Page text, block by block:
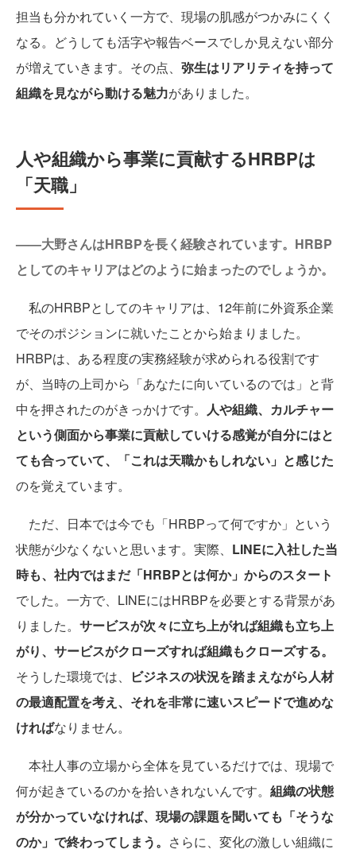
担当も分かれていく一方で、現場の肌感がつかみにくく
なる。どうしても活字や報告ベースでしか見えない部分
が増えていきます。その点、 弥生はリアリティを持って
組織を見ながら動ける魅力がありました。
人や組織から事業に貢献するHRBPは
「天職」
——大野さんはHRBPを長く経験されています。HRBP
としてのキャリアはどのように始まったのでしょうか。
私のHRBPとしてのキャリアは、12年前に外資系企業
でそのポジションに就いたことから始まりました。
HRBPは、ある程度の実務経験が求められる役割です
が、当時の上司から「あなたに向いているのでは」と背
中を押されたのがきっかけです。 人や組織、カルチャー
という側面から事業に貢献していける感覚が自分にはと
ても合っていて、「これは天職かもしれない」と感じた
のを覚えています。
ただ、日本では今でも「HRBPって何ですか」という
状態が少なくないと思います。実際、 LINEに入社した当
時も、社内ではまだ「HRBPとは何か」からのスタート
でした。一方で、LINEにはHRBPを必要とする背景があ
りました。 サービスが次々に立ち上がれば組織も立ち上
がり、サービスがクローズすれば組織もクローズする。
そうした環境では、
ビジネスの状況を踏まえながら人材
の最適配置を考え、それを非常に速いスピードで進めな
ければなりません。
本社人事の立場から全体を見ているだけでは、現場で
何が起きているのかを拾いきれないんです。 組織の状態
が分かっていなければ、現場の課題を聞いても「そうな
のか」で終わってしまう。 さらに、変化の激しい組織に